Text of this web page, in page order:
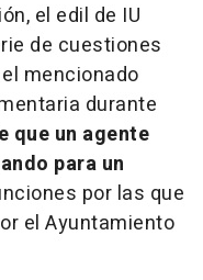
el edil de IU
de cuestiones
mencionado
durante
que un agente
para un
por las que
el Ayuntamiento